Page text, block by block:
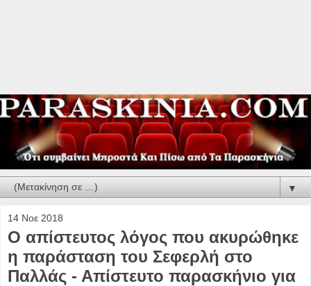
▼
14 Νοε 2018
Ο απίστευτος λόγος που ακυρώθηκε
η παράσταση του Σεφερλή στο
Παλλάς - Απίστευτο παρασκήνιο για